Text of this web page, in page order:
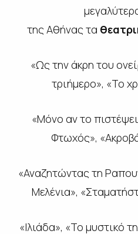
της Αθήνας τα
«Ως την άκρη του
τριήμερο», «Το
«Μόνο αν το
Φτωχός»,
«Αναζητώντας τη
Μελένια»,
«Ιλιάδα», «Το μυστικό